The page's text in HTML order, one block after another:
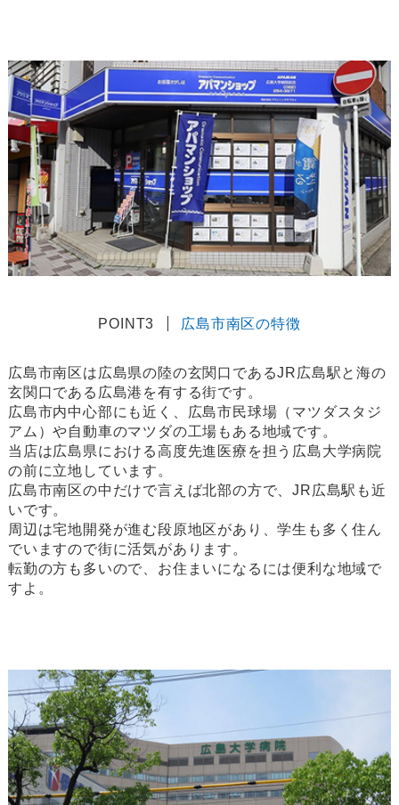
POINT3 広島市南区の特徴
広島市南区は広島県の陸の玄関口であるJR広島駅と海の
玄関口である広島港を有する街です。
広島市内中心部にも近く、広島市民球場（マツダスタジ
アム）や自動車のマツダの工場もある地域です。
当店は広島県における高度先進医療を担う広島大学病院
の前に立地しています。
広島市南区の中だけで言えば北部の方で、JR広島駅も近
いです。
周辺は宅地開発が進む段原地区があり、学生も多く住ん
でいますので街に活気があります。
転勤の方も多いので、お住まいになるには便利な地域で
すよ。